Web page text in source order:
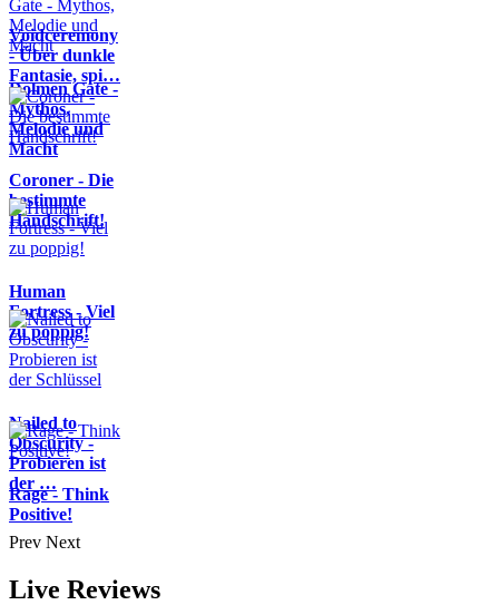
Voidceremony
- Über dunkle
Fantasie, spi…
Dolmen Gate -
Mythos,
Melodie und
Macht
Coroner - Die
bestimmte
Handschrift!
Human
Fortress - Viel
zu poppig!
Nailed to
Obscurity -
Probieren ist
der …
Rage - Think
Positive!
Prev Next
Live Reviews